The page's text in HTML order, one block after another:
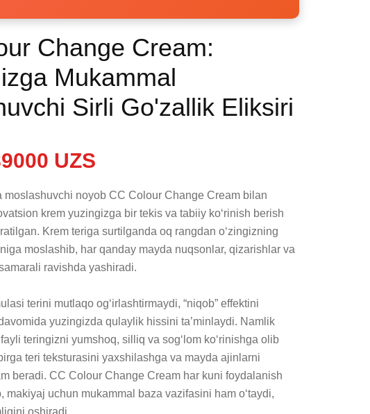
Change Cream:
Mukammal
Sirli Go'zallik Eliksiri
UZS
moslashuvchi noyob CC Colour Change Cream bilan
krem yuzingizga bir tekis va tabiiy ko‘rinish berish
Krem teriga surtilganda oq rangdan o‘zingizning
moslashib, har qanday mayda nuqsonlar, qizarishlar va
ravishda yashiradi.
terini mutlaqo og‘irlashtirmaydi, “niqob” effektini
yuzingizda qulaylik hissini ta’minlaydi. Namlik
teringizni yumshoq, silliq va sog‘lom ko‘rinishga olib
teri teksturasini yaxshilashga va mayda ajinlarni
beradi. CC Colour Change Cream har kuni foydalanish
makiyaj uchun mukammal baza vazifasini ham o‘taydi,
oshiradi.